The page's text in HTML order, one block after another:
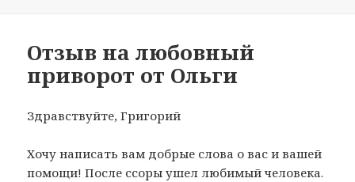
Отзыв на любовный
приворот от Ольги
Здравствуйте, Григорий
Хочу написать вам добрые слова о вас и вашей
помощи! После ссоры ушел любимый человека.